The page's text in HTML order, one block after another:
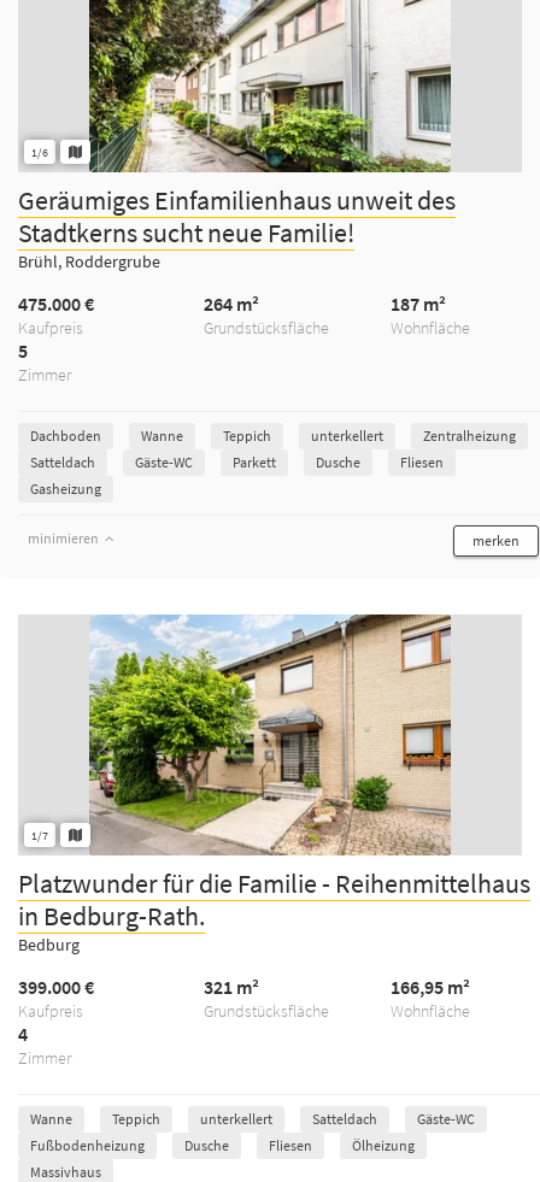
1/6
Geräumiges Einfamilienhaus unweit des
Stadtkerns sucht neue Familie!
Brühl, Roddergrube
Kaufpreis
475.000 €
Grundstücksfläche
264 m²
Wohnfläche
187 m²
Zimmer
5
Dachboden Wanne Teppich unterkellert
Zentralheizung
Satteldach
Gäste-WC Parkett Dusche
Fliesen
Gasheizung
minimieren merken
1/7
Platzwunder für die Familie - Reihenmittelhaus
in Bedburg-Rath.
Bedburg
Kaufpreis
399.000 €
Grundstücksfläche
321 m²
Wohnfläche
166,95 m²
Zimmer
4
Wanne Teppich unterkellert Satteldach
Gäste-WC
Fußbodenheizung
Dusche Fliesen
Ölheizung
Massivhaus